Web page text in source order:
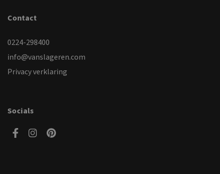
Contact
0224-298400
info@vanslageren.com
Privacy verklaring
Socials